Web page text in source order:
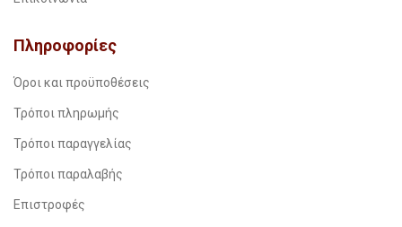
Πληροφορίες
Όροι και προϋποθέσεις
Τρόποι πληρωμής
Τρόποι παραγγελίας
Τρόποι παραλαβής
Επιστροφές